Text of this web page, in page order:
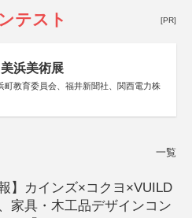
テスト [PR]
浜美術展
町教育委員会、福井新聞社、関西電力株
一覧
報】カインズ×コクヨ×VUILD
家具・木工品デザインコン